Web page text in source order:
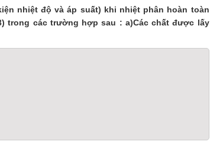
nhiệt độ và áp suất) khi nhiệt phân hoàn toàn
trong các trường hợp sau : a)Các chất được lấy